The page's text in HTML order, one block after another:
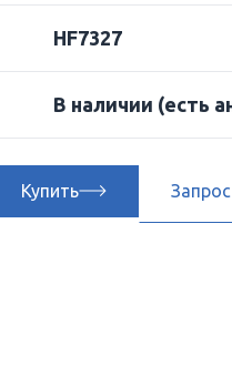
HF7327
В наличии (есть
Купить